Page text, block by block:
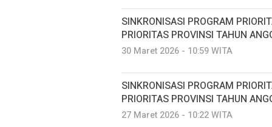
SINKRONISASI PROGRAM
PRIORITAS PROVINSI TAHUN
30 Maret 2026 - 10:59 WITA
SINKRONISASI PROGRAM
PRIORITAS PROVINSI TAHUN
27 Maret 2026 - 10:22 WITA